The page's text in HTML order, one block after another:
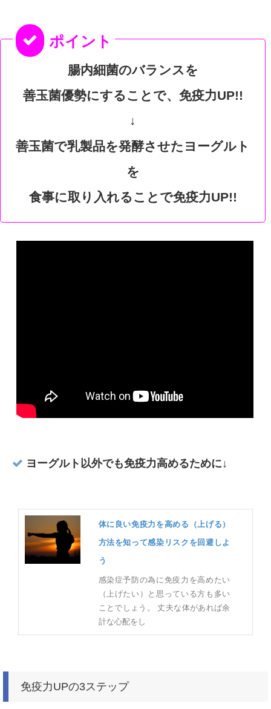
腸内細菌のバランスを
善玉菌優勢にすることで、免疫力UP!!
↓
善玉菌で乳製品を発酵させたヨーグルト
を
食事に取り入れることで免疫力UP!!
ヨーグルト以外でも免疫力高めるために↓
体に良い免疫力を高める（上げる）
方法を知って感染リスクを回避しよ
う
感染症予防の為に免疫力を高めたい
（上げたい）と思っている方も多い
ことでしょう。 丈夫な体があれば余
計な心配をし
免疫力UPの3ステップ